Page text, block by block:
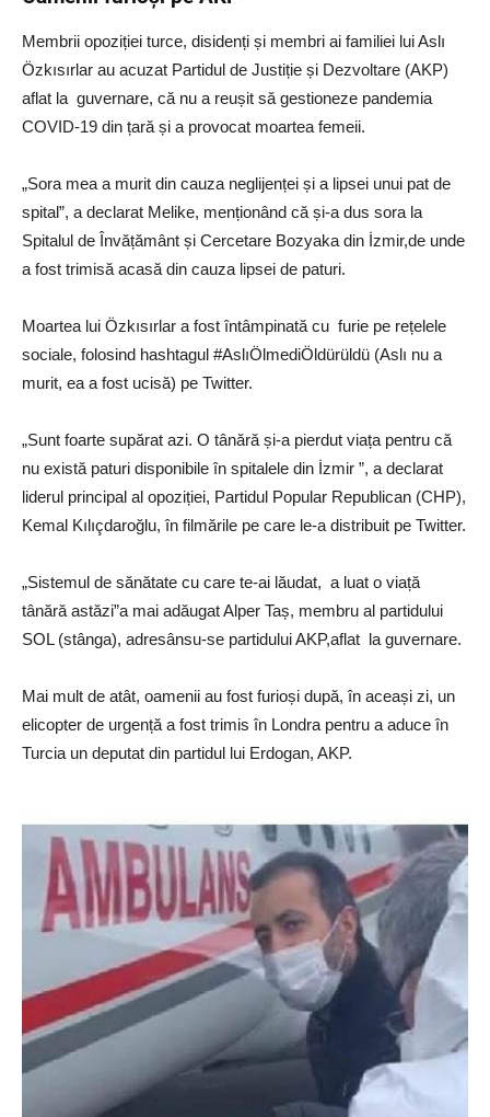
Membrii opoziției turce, disidenți și membri ai familiei lui Aslı
Özkısırlar au acuzat Partidul de Justiție și Dezvoltare (AKP)
aflat la guvernare, că nu a reușit să gestioneze pandemia
COVID-19 din țară și a provocat moartea femeii.
„Sora mea a murit din cauza neglijenței și a lipsei unui pat de
spital”, a declarat Melike, menționând că și-a dus sora la
Spitalul de Învățământ și Cercetare Bozyaka din İzmir,de unde
a fost trimisă acasă din cauza lipsei de paturi.
Moartea lui Özkısırlar a fost întâmpinată cu furie pe rețelele
sociale, folosind hashtagul #AslıÖlmediÖldürüldü (Aslı nu a
murit, ea a fost ucisă) pe Twitter.
„Sunt foarte supărat azi. O tânără și-a pierdut viața pentru că
nu există paturi disponibile în spitalele din İzmir ”, a declarat
liderul principal al opoziției, Partidul Popular Republican (CHP),
Kemal Kılıçdaroğlu, în filmările pe care le-a distribuit pe Twitter.
„Sistemul de sănătate cu care te-ai lăudat, a luat o viață
tânără astăzi”a mai adăugat Alper Taș, membru al partidului
SOL (stânga), adresânsu-se partidului AKP,aflat la guvernare.
Mai mult de atât, oamenii au fost furioși după, în aceași zi, un
elicopter de urgență a fost trimis în Londra pentru a aduce în
Turcia un deputat din partidul lui Erdogan, AKP.